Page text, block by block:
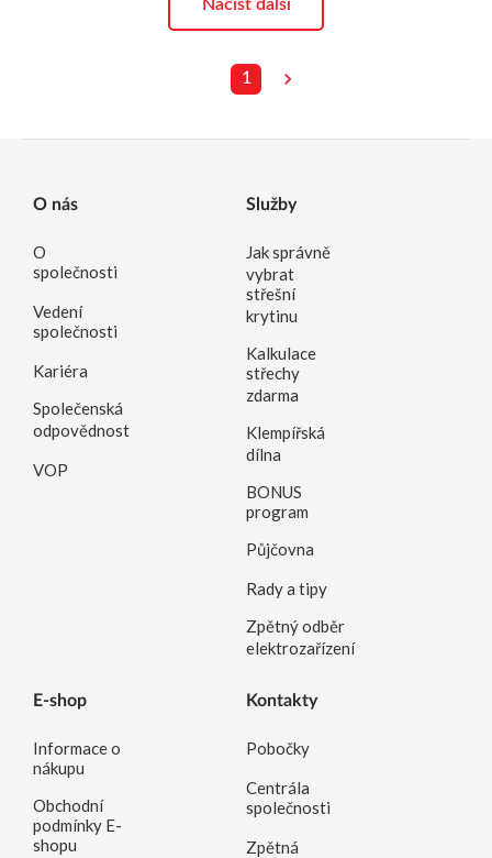
Načíst další
1
O nás
O
společnosti
Vedení
společnosti
Kariéra
Společenská
odpovědnost
VOP
Služby
Jak správně
vybrat
střešní
krytinu
Kalkulace
střechy
zdarma
Klempířská
dílna
BONUS
program
Půjčovna
Rady a tipy
Zpětný odběr
elektrozařízení
E-shop
Informace o
nákupu
Obchodní
podmínky E-
shopu
Kontakty
Pobočky
Centrála
společnosti
Zpětná